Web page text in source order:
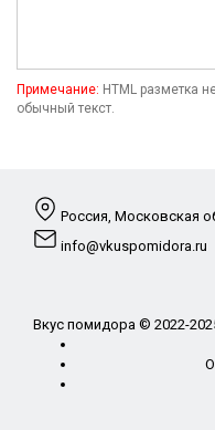
Примечание: HTML разметка
обычный текст.
Россия, Московская
info@vkuspomidora.ru
Вкус помидора © 2022-